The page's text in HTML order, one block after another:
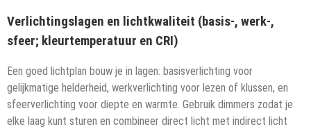
Verlichtingslagen en lichtkwaliteit (basis-, werk-,
sfeer; kleurtemperatuur en CRI)
Een goed lichtplan bouw je in lagen: basisverlichting voor
gelijkmatige helderheid, werkverlichting voor lezen of klussen, en
sfeerverlichting voor diepte en warmte. Gebruik dimmers zodat je
elke laag kunt sturen en combineer direct licht met indirect licht